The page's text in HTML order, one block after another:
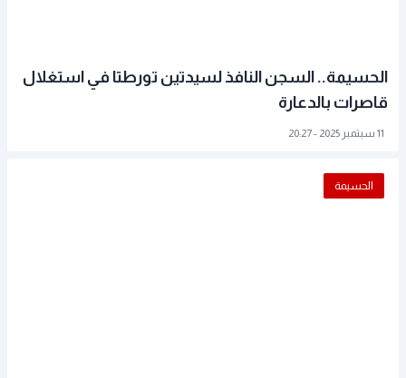
الحسيمة.. السجن النافذ لسيدتين تورطتا في استغلال
قاصرات بالدعارة
11 سبتمبر 2025 - 20:27
الحسيمة